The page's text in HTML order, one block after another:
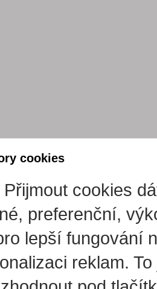
cookies
cookies
preferenční,
lepší fungování
reklam.